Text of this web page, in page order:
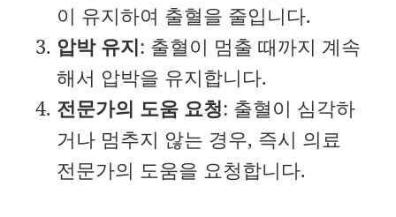
이 유지하여 출혈을 줄입니다.
압박 유지: 출혈이 멈출 때까지 계속
해서 압박을 유지합니다.
전문가의 도움 요청: 출혈이 심각하
거나 멈추지 않는 경우, 즉시 의료
전문가의 도움을 요청합니다.